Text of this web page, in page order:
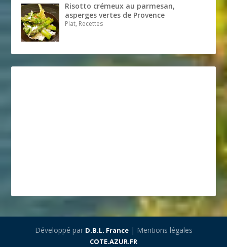
Risotto crémeux au parmesan,
asperges vertes de Provence
Plat, Recettes
Développé par D.B.L. France| Mentions légales
COTE.AZUR.FR